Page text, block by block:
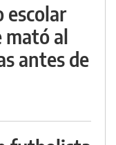
escolar
mató al
antes de